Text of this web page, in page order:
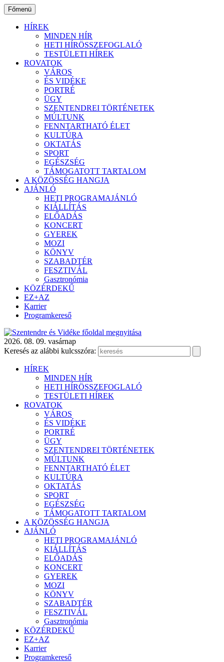
Ugrás
a
tartalomhoz
Főmenü
HÍREK
MINDEN HÍR
HETI HÍRÖSSZEFOGLALÓ
TESTÜLETI HÍREK
ROVATOK
VÁROS
ÉS VIDÉKE
PORTRÉ
ÜGY
SZENTENDREI TÖRTÉNETEK
MÚLTUNK
FENNTARTHATÓ ÉLET
KULTÚRA
OKTATÁS
SPORT
EGÉSZSÉG
TÁMOGATOTT TARTALOM
A KÖZÖSSÉG HANGJA
AJÁNLÓ
HETI PROGRAMAJÁNLÓ
KIÁLLÍTÁS
ELŐADÁS
KONCERT
GYEREK
MOZI
KÖNYV
SZABADTÉR
FESZTIVÁL
Gasztronómia
KÖZÉRDEKŰ
EZ+AZ
Karrier
Programkereső
2026. 08. 09. vasárnap
Keresés az alábbi kulcsszóra:
HÍREK
MINDEN HÍR
HETI HÍRÖSSZEFOGLALÓ
TESTÜLETI HÍREK
ROVATOK
VÁROS
ÉS VIDÉKE
PORTRÉ
ÜGY
SZENTENDREI TÖRTÉNETEK
MÚLTUNK
FENNTARTHATÓ ÉLET
KULTÚRA
OKTATÁS
SPORT
EGÉSZSÉG
TÁMOGATOTT TARTALOM
A KÖZÖSSÉG HANGJA
AJÁNLÓ
HETI PROGRAMAJÁNLÓ
KIÁLLÍTÁS
ELŐADÁS
KONCERT
GYEREK
MOZI
KÖNYV
SZABADTÉR
FESZTIVÁL
Gasztronómia
KÖZÉRDEKŰ
EZ+AZ
Karrier
Programkereső